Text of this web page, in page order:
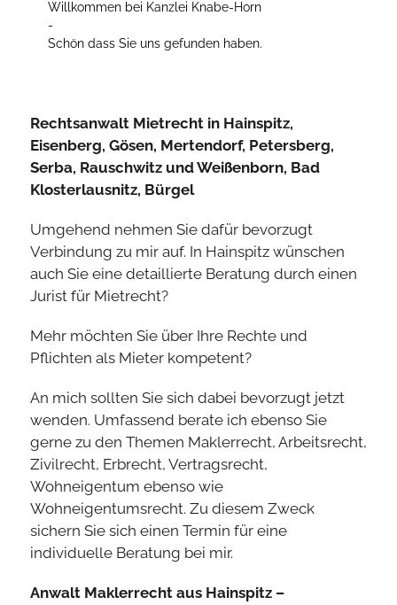
Willkommen bei Kanzlei Knabe-Horn
-
Schön dass Sie uns gefunden haben.
Rechtsanwalt Mietrecht in Hainspitz,
Eisenberg, Gösen, Mertendorf, Petersberg,
Serba, Rauschwitz und Weißenborn, Bad
Klosterlausnitz, Bürgel
Umgehend nehmen Sie dafür bevorzugt
Verbindung zu mir auf. In Hainspitz wünschen
auch Sie eine detaillierte Beratung durch einen
Jurist für Mietrecht?
Mehr möchten Sie über Ihre Rechte und
Pflichten als Mieter kompetent?
An mich sollten Sie sich dabei bevorzugt jetzt
wenden. Umfassend berate ich ebenso Sie
gerne zu den Themen Maklerrecht, Arbeitsrecht,
Zivilrecht, Erbrecht, Vertragsrecht,
Wohneigentum ebenso wie
Wohneigentumsrecht. Zu diesem Zweck
sichern Sie sich einen Termin für eine
individuelle Beratung bei mir.
Anwalt Maklerrecht aus Hainspitz –